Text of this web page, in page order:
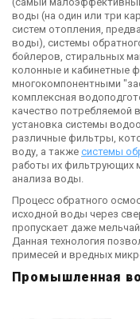
воды (на один или три
систем отопления,
воды), системы
бойлеров, стиральных
колонные и кабинетные
многокомпонентными
комплексная
качество потребляемой
установка системы
различные фильтры,
воду, а также системы
работы их фильтрующих
анализа воды.
Процесс обратного
исходной воды через
пропускает даже
Данная технология
примесей и вредных
Промышленная